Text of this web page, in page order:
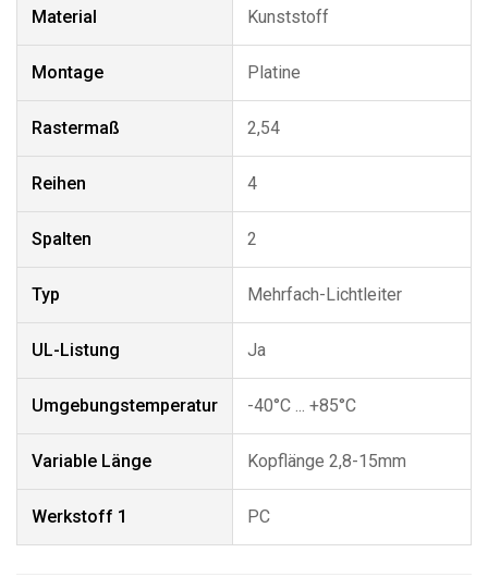
Material Kunststoff
Montage Platine
Rastermaß 2,54
Reihen 4
Spalten 2
Typ Mehrfach-Lichtleiter
UL-Listung Ja
Umgebungstemperatur -40°C ... +85°C
Variable Länge Kopflänge 2,8-15mm
Werkstoff 1 PC